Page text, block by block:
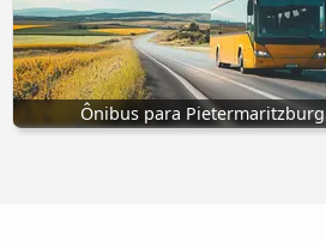
Ônibus para Pietermaritzburg